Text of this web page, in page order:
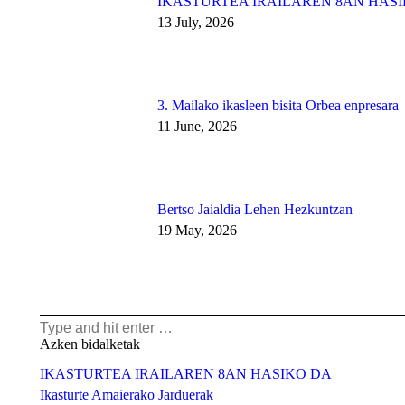
13 July, 2026
3. Mailako ikasleen bisita Orbea enpresara
11 June, 2026
Bertso Jaialdia Lehen Hezkuntzan
19 May, 2026
Search:
Azken bidalketak
IKASTURTEA IRAILAREN 8AN HASIKO DA
Ikasturte Amaierako Jarduerak